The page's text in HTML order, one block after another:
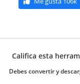
Califica esta
Debes convertir y